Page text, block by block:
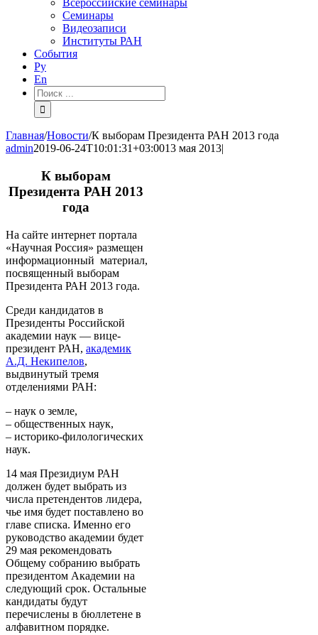
Всероссийские семинары
Семинары
Видеозаписи
Институты РАН
События
Ру
En
Результат
поиска:
Главная/Новости/К выборам Президента РАН 2013 года
admin2019-06-24T10:01:31+03:0013 мая 2013|
К выборам
Президента РАН 2013
года
На сайте интернет портала
«Научная Россия» размещен
информационный материал,
посвященный выборам
Президента РАН 2013 года.
Среди кандидатов в
Президенты Российской
академии наук — вице-
президент РАН, академик
А.Д. Некипелов,
выдвинутый тремя
отделениями РАН:
– наук о земле,
– общественных наук,
– историко-филологических
наук.
14 мая Президиум РАН
должен будет выбрать из
числа претендентов лидера,
чье имя будет поставлено во
главе списка. Именно его
руководство академии будет
29 мая рекомендовать
Общему собранию выбрать
президентом Академии на
следующий срок. Остальные
кандидаты будут
перечислены в бюллетене в
алфавитном порядке.